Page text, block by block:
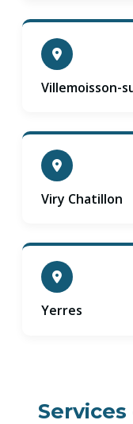
Villemoisson-
Viry Chatillon
Yerres